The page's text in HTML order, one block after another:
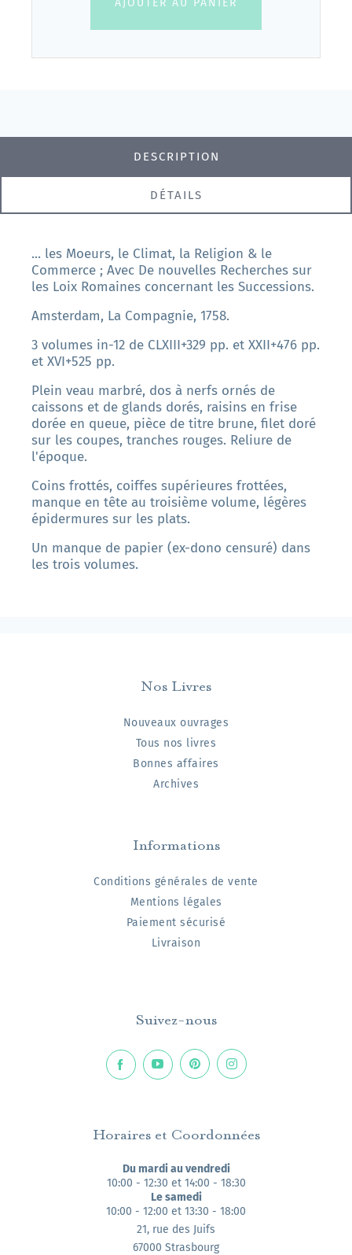
AJOUTER AU PANIER
DESCRIPTION
DÉTAILS
... les Moeurs, le Climat, la Religion & le
Commerce ; Avec De nouvelles Recherches sur
les Loix Romaines concernant les Successions.
Amsterdam, La Compagnie, 1758.
3 volumes in-12 de CLXIII+329 pp. et XXII+476 pp.
et XVI+525 pp.
Plein veau marbré, dos à nerfs ornés de
caissons et de glands dorés, raisins en frise
dorée en queue, pièce de titre brune, filet doré
sur les coupes, tranches rouges. Reliure de
l'époque.
Coins frottés, coiffes supérieures frottées,
manque en tête au troisième volume, légères
épidermures sur les plats.
Un manque de papier (ex-dono censuré) dans
les trois volumes.
Nos Livres
Nouveaux ouvrages
Tous nos livres
Bonnes affaires
Archives
Informations
Conditions générales de vente
Mentions légales
Paiement sécurisé
Livraison
Suivez-nous
Horaires et Coordonnées
Du mardi au vendredi
10:00 - 12:30 et 14:00 - 18:30
Le samedi
10:00 - 12:00 et 13:30 - 18:00
21, rue des Juifs
67000 Strasbourg